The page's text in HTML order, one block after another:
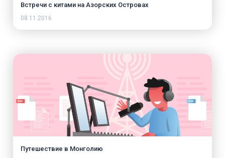
Встречи с китами на Азорских Островах
08.11.2016
Путешествие в Монголию